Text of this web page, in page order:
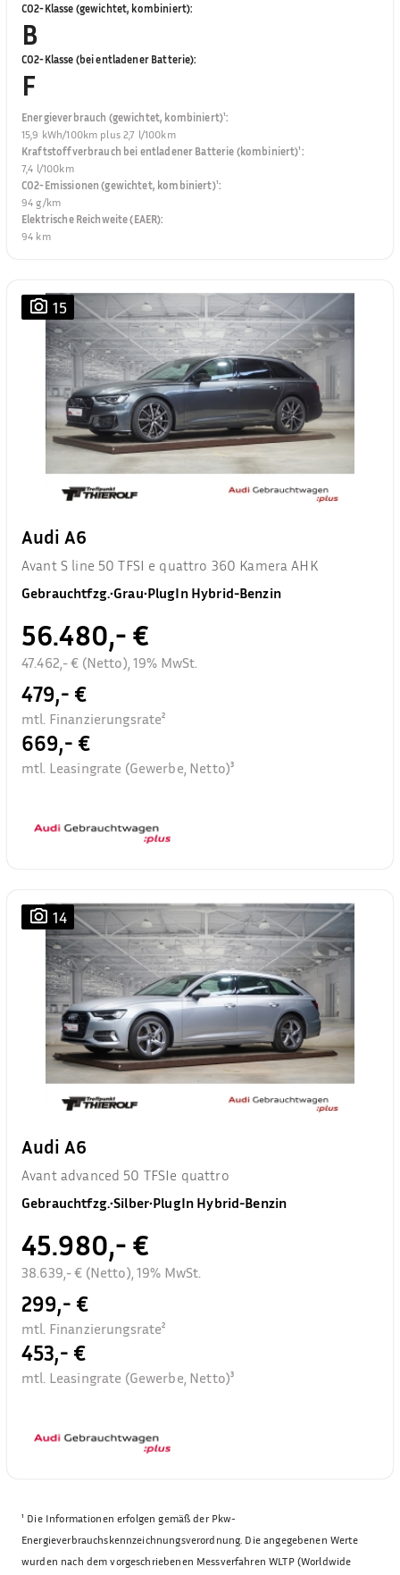
CO2-Klasse (gewichtet, kombiniert):
B
CO2-Klasse (bei entladener Batterie):
F
Energieverbrauch (gewichtet, kombiniert)¹:
15,9 kWh/100km plus 2,7 l/100km
Kraftstoffverbrauch bei entladener Batterie (kombiniert)¹:
7,4 l/100km
CO2-Emissionen (gewichtet, kombiniert)¹:
94 g/km
Elektrische Reichweite (EAER):
94 km
15
Audi A6
Avant S line 50 TFSI e quattro 360 Kamera AHK
Gebrauchtfzg.•Grau•PlugIn Hybrid-Benzin
56.480,- €
47.462,- € (Netto), 19% MwSt.
479,- €
mtl. Finanzierungsrate²
669,- €
mtl. Leasingrate (Gewerbe, Netto)³
14
Audi A6
Avant advanced 50 TFSIe quattro
Gebrauchtfzg.•Silber•PlugIn Hybrid-Benzin
45.980,- €
38.639,- € (Netto), 19% MwSt.
299,- €
mtl. Finanzierungsrate²
453,- €
mtl. Leasingrate (Gewerbe, Netto)³
¹ Die Informationen erfolgen gemäß der Pkw-
Energieverbrauchskennzeichnungsverordnung. Die angegebenen Werte
wurden nach dem vorgeschriebenen Messverfahren WLTP (Worldwide